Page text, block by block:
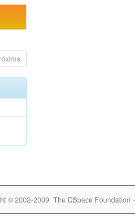
© 2002-2009 The DSpace Foundation -